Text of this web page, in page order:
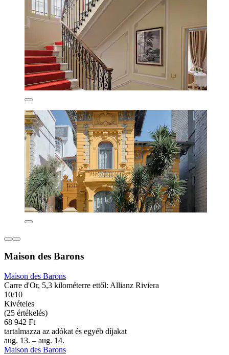
Maison des Barons
Maison des Barons
Carre d'Or, 5,3 kilométerre ettől: Allianz Riviera
10/10
Kivételes
(25 értékelés)
68 942 Ft
tartalmazza az adókat és egyéb díjakat
aug. 13. – aug. 14.
Maison des Barons